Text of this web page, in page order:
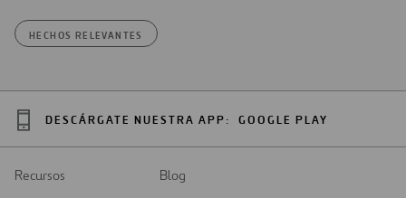
HECHOS RELEVANTES
DESCÁRGATE NUESTRA APP: GOOGLE PLAY
Recursos
Blog